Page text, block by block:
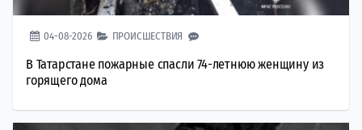
04-08-2026 ПРОИСШЕСТВИЯ
В Татарстане пожарные спасли 74-летнюю женщину из
горящего дома